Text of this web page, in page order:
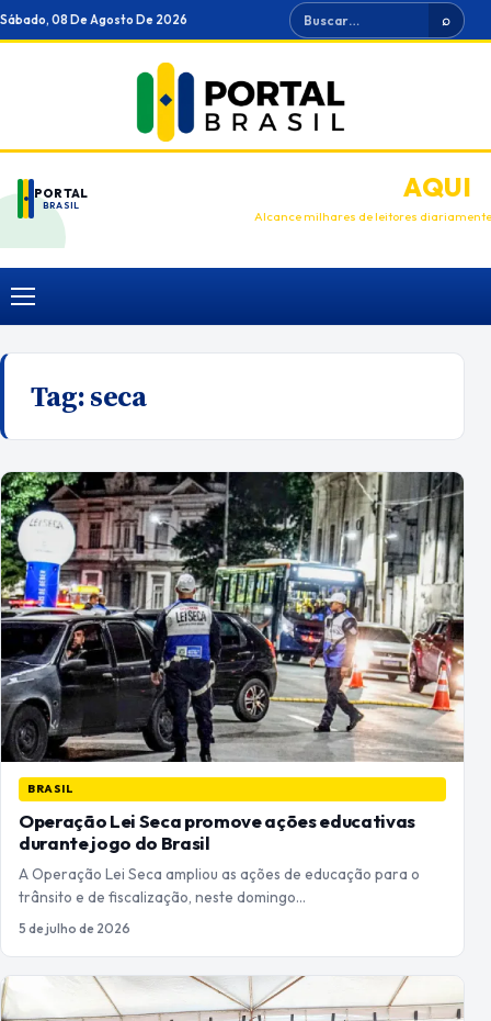
Ir
para
Sábado, 08 De Agosto De 2026 Buscar ⌕
PORTAL
BRASIL
ANUNCIEAQUI
Alcance milhares de leitores diariamente
Menu
Tag:seca
BRASIL
Operação Lei Seca promove ações educativas
durante jogo do Brasil
A Operação Lei Seca ampliou as ações de educação para o
trânsito e de fiscalização, neste domingo…
5 de julho de 2026